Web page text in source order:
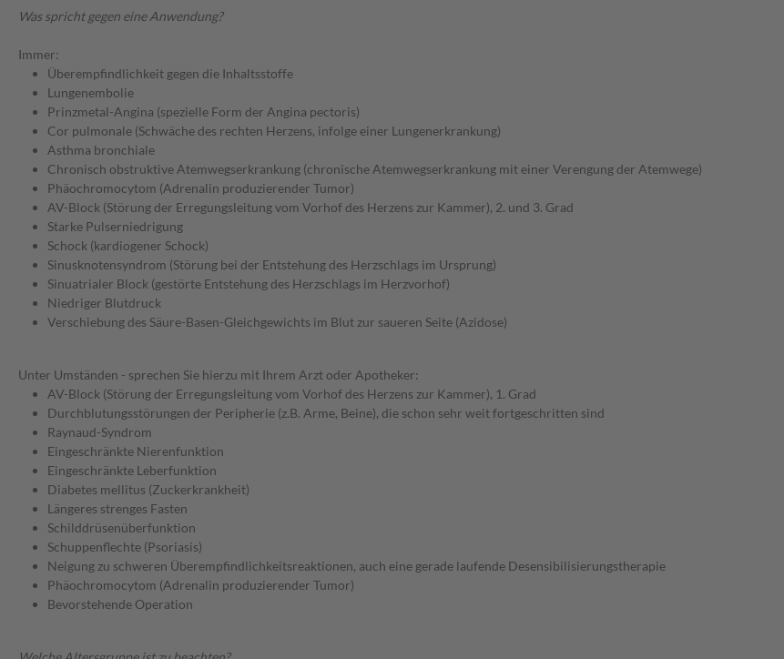
Was spricht gegen eine Anwendung?
Immer:
Überempfindlichkeit gegen die Inhaltsstoffe
Lungenembolie
Prinzmetal-Angina (spezielle Form der Angina pectoris)
Cor pulmonale (Schwäche des rechten Herzens, infolge einer Lungenerkrankung)
Asthma bronchiale
Chronisch obstruktive Atemwegserkrankung (chronische Atemwegserkrankung mit einer Verengung der Atemwege)
Phäochromocytom (Adrenalin produzierender Tumor)
AV-Block (Störung der Erregungsleitung vom Vorhof des Herzens zur Kammer), 2. und 3. Grad
Starke Pulserniedrigung
Schock (kardiogener Schock)
Sinusknotensyndrom (Störung bei der Entstehung des Herzschlags im Ursprung)
Sinuatrialer Block (gestörte Entstehung des Herzschlags im Herzvorhof)
Niedriger Blutdruck
Verschiebung des Säure-Basen-Gleichgewichts im Blut zur saueren Seite (Azidose)
Unter Umständen - sprechen Sie hierzu mit Ihrem Arzt oder Apotheker:
AV-Block (Störung der Erregungsleitung vom Vorhof des Herzens zur Kammer), 1. Grad
Durchblutungsstörungen der Peripherie (z.B. Arme, Beine), die schon sehr weit fortgeschritten sind
Raynaud-Syndrom
Eingeschränkte Nierenfunktion
Eingeschränkte Leberfunktion
Diabetes mellitus (Zuckerkrankheit)
Längeres strenges Fasten
Schilddrüsenüberfunktion
Schuppenflechte (Psoriasis)
Neigung zu schweren Überempfindlichkeitsreaktionen, auch eine gerade laufende Desensibilisierungstherapie
Phäochromocytom (Adrenalin produzierender Tumor)
Bevorstehende Operation